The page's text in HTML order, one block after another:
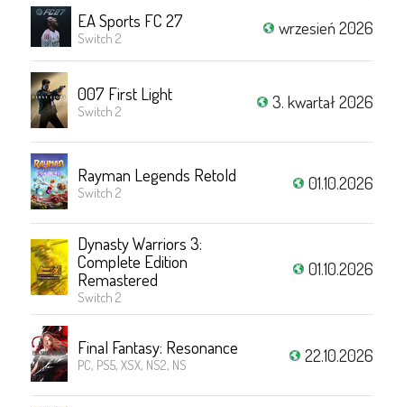
EA Sports FC 27
Switch 2 wrzesień 2026
007 First Light
Switch 2 3. kwartał 2026
Rayman Legends Retold
Switch 2 01.10.2026
Dynasty Warriors 3:
Complete Edition
Remastered
Switch 2
01.10.2026
Final Fantasy: Resonance
PC, PS5, XSX, NS2, NS 22.10.2026